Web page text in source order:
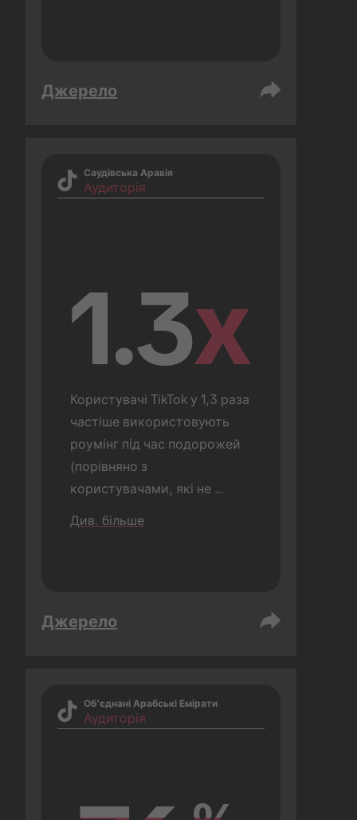
Джерело
Саудівська Аравія
Аудиторія
1.3x
Користувачі TikTok у 1,3 раза
частіше використовують
роумінг під час подорожей
(порівняно з
користувачами, які не
Див. більше
Джерело
Об’єднані Арабські Емірати
Аудиторія